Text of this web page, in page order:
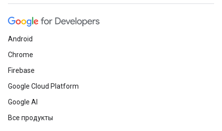
Android
Chrome
Firebase
Google Cloud Platform
Google AI
Все продукты